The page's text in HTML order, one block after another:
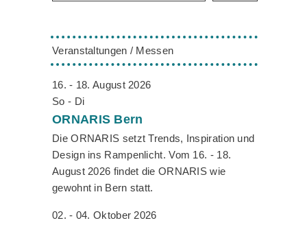
Veranstaltungen / Messen
16. - 18. August 2026
So - Di
ORNARIS Bern
Die ORNARIS setzt Trends, Inspiration und
Design ins Rampenlicht. Vom 16. - 18.
August 2026 findet die ORNARIS wie
gewohnt in Bern statt.
02. - 04. Oktober 2026